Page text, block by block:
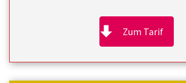
Zum Tarif